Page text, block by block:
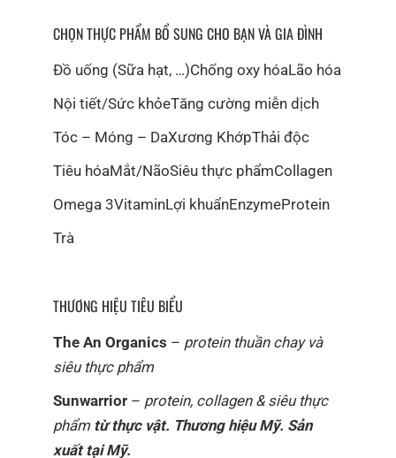
CHỌN THỰC PHẨM BỔ SUNG CHO BẠN VÀ GIA ĐÌNH
Đồ uống (Sữa hạt, …)Chống oxy hóaLão hóa
Nội tiết/Sức khỏeTăng cường miễn dịch
Tóc – Móng – DaXương KhớpThải độc
Tiêu hóaMắt/NãoSiêu thực phẩmCollagen
Omega 3VitaminLợi khuẩnEnzymeProtein
Trà
THƯƠNG HIỆU TIÊU BIỂU
The An Organics – protein thuần chay và
siêu thực phẩm
Sunwarrior – protein, collagen & siêu thực
phẩm từ thực vật. Thương hiệu Mỹ. Sản
xuất tại Mỹ.